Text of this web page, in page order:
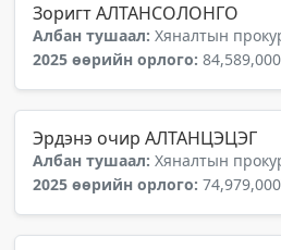
Зоригт АЛТАНСОЛОНГО
Албан тушаал: Хяналтын
2025 өөрийн орлого:
Эрдэнэ очир АЛТАНЦЭЦЭГ
Албан тушаал: Хяналтын
2025 өөрийн орлого: